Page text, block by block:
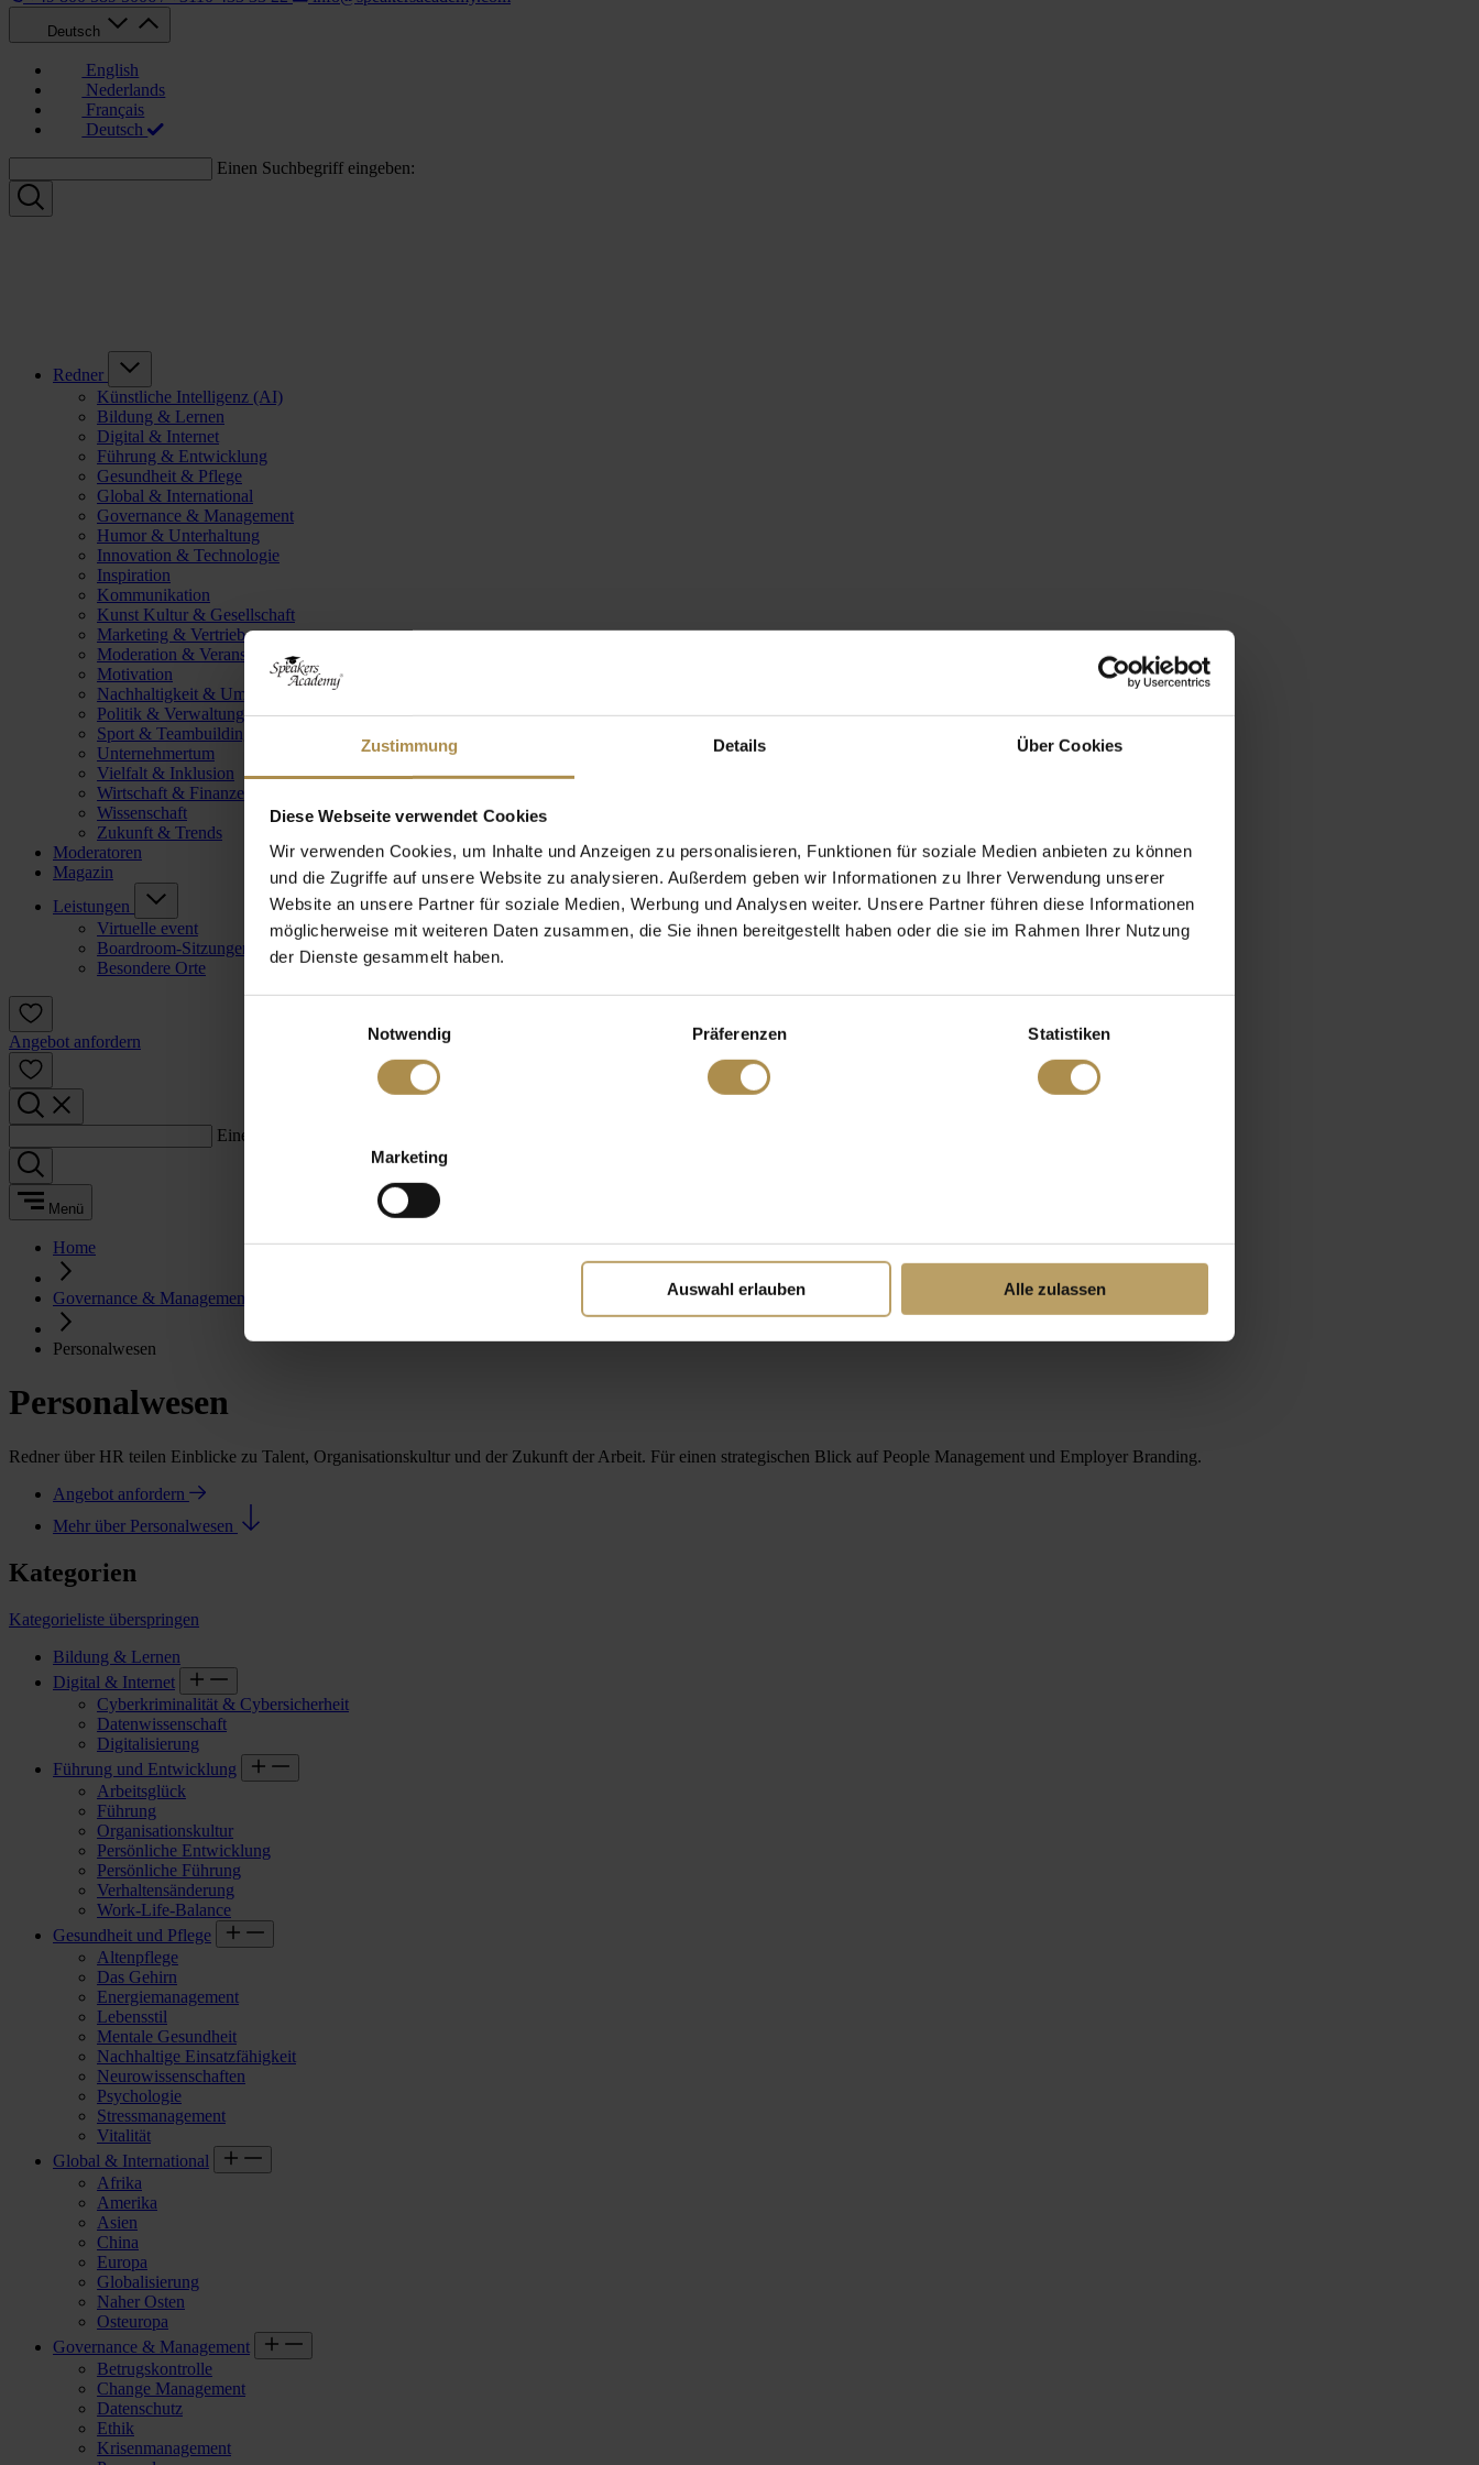
Zustimmung Details Über Cookies
Diese Webseite verwendet Cookies
Wir verwenden Cookies, um Inhalte und Anzeigen zu personalisieren, Funktionen für soziale Medien anbieten zu können
und die Zugriffe auf unsere Website zu analysieren. Außerdem geben wir Informationen zu Ihrer Verwendung unserer
Website an unsere Partner für soziale Medien, Werbung und Analysen weiter. Unsere Partner führen diese Informationen
möglicherweise mit weiteren Daten zusammen, die Sie ihnen bereitgestellt haben oder die sie im Rahmen Ihrer Nutzung
der Dienste gesammelt haben.
Notwendig
Präferenzen Statistiken
Marketing
Auswahl erlauben Alle zulassen
Deutsch
English
Nederlands
Français
Deutsch
Einen Suchbegriff eingeben:
Redner
Künstliche Intelligenz (AI)
Bildung & Lernen
Digital & Internet
Führung & Entwicklung
Gesundheit & Pflege
Global & International
Governance & Management
Humor & Unterhaltung
Innovation & Technologie
Inspiration
Kommunikation
Kunst Kultur & Gesellschaft
Marketing & Vertrieb
Moderation & Veranstaltungsleitung
Motivation
Nachhaltigkeit & Umwelt
Politik & Verwaltung
Sport & Teambuilding
Unternehmertum
Vielfalt & Inklusion
Wirtschaft & Finanzen
Wissenschaft
Zukunft & Trends
Moderatoren
Magazin
Leistungen
Virtuelle event
Boardroom-Sitzungen
Besondere Orte
Angebot anfordern
Einen Suchbegriff eingeben:
Menü
Home
Governance & Management
Personalwesen
Personalwesen
Redner über HR teilen Einblicke zu Talent, Organisationskultur und der Zukunft der Arbeit. Für einen strategischen Blick auf People Management und Employer Branding.
Angebot anfordern
Mehr über Personalwesen
Kategorien
Kategorieliste überspringen
Bildung & Lernen
Digital & Internet
Cyberkriminalität & Cybersicherheit
Datenwissenschaft
Digitalisierung
Führung und Entwicklung
Arbeitsglück
Führung
Organisationskultur
Persönliche Entwicklung
Persönliche Führung
Verhaltensänderung
Work-Life-Balance
Gesundheit und Pflege
Altenpflege
Das Gehirn
Energiemanagement
Lebensstil
Mentale Gesundheit
Nachhaltige Einsatzfähigkeit
Neurowissenschaften
Psychologie
Stressmanagement
Vitalität
Global & International
Afrika
Amerika
Asien
China
Europa
Globalisierung
Naher Osten
Osteuropa
Governance & Management
Betrugskontrolle
Change Management
Datenschutz
Ethik
Krisenmanagement